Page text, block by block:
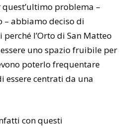
problema –
– abbiamo deciso di
perché l’Orto di San Matteo
uno spazio fruibile per
poterlo frequentare
essere centrati da una
con questi